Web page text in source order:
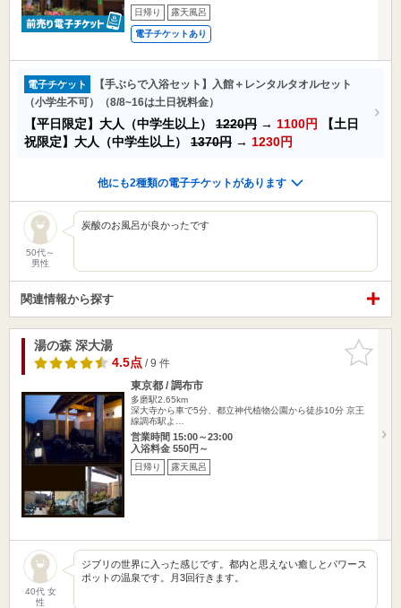
日帰り 露天風呂
電子チケットあり
電子チケット
【手ぶらで入浴セット】入館＋レンタルタオルセット
（小学生不可）（8/8~16は土日祝料金）
【平日限定】大人（中学生以上） 1220円 → 1100円
【土日
祝限定】大人（中学生以上） 1370円 → 1230円
他にも2種類の電子チケットがあります
50代～
男性
炭酸のお風呂が良かったです
関連情報から探す
お気に入
りに追加
湯の森 深大湯
4.5点/ 9 件
東京都 / 調布市
多磨駅2.65km
深大寺から車で5分、都立神代植物公園から徒歩10分 京王
線調布駅よ…
営業時間 15:00～23:00
入浴料金 550円～
日帰り 露天風呂
40代 女
性
ジブリの世界に入った感じです。都内と思えない癒しとパワース
ポットの温泉です。月3回行きます。